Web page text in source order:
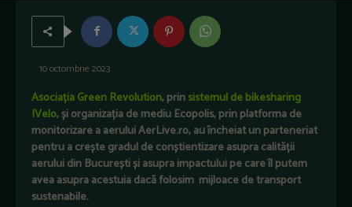
10 octombrie 2023
Asociația Green Revolution, prinsistemul de bikesharing
IVelo, și organizația de mediu Ecopolis, prin platforma de
monitorizare a aerului AerLive.ro, au încheiat un parteneriat
pentru a crește gradul de conștientizare asupra calității
aerului din București și asupra impactului pe care îl putem
avea asupra acestuia dacă folosim mijloace de transport
sustenabile.